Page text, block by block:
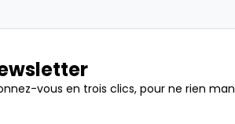
vous en trois clics, pour ne rien